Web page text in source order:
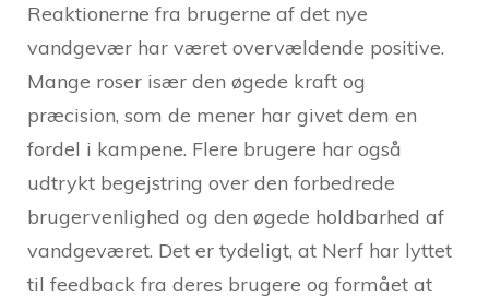
Reaktionerne fra brugerne af det nye
vandgevær har været overvældende positive.
Mange roser især den øgede kraft og
præcision, som de mener har givet dem en
fordel i kampene. Flere brugere har også
udtrykt begejstring over den forbedrede
brugervenlighed og den øgede holdbarhed af
vandgeværet. Det er tydeligt, at Nerf har lyttet
til feedback fra deres brugere og formået at